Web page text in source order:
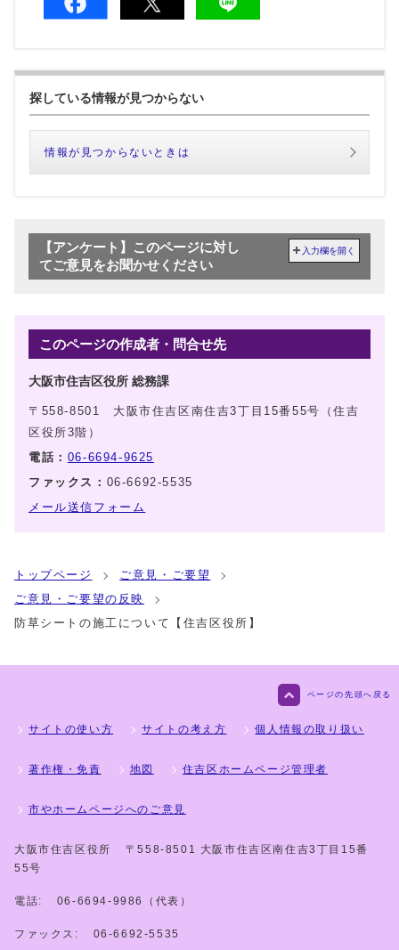
探している情報が見つからない
情報が見つからないときは
【アンケート】このページに対し
てご意見をお聞かせください
入力欄を開く
このページの作成者・問合せ先
大阪市住吉区役所 総務課
〒558-8501 大阪市住吉区南住吉3丁目15番55号（住吉
区役所3階）
電話： 06-6694-9625
ファックス： 06-6692-5535
メール送信フォーム
トップページ
ご意見・ご要望
ご意見・ご要望の反映
防草シートの施工について【住吉区役所】
ページの先頭へ戻る
サイトの使い方 サイトの考え方 個人情報の取り扱い
著作権・免責 地図 住吉区ホームページ管理者
市やホームページへのご意見
大阪市住吉区役所
〒558-8501 大阪市住吉区南住吉3丁目15番
55号
電話: 06-6694-9986（代表）
ファックス: 06-6692-5535